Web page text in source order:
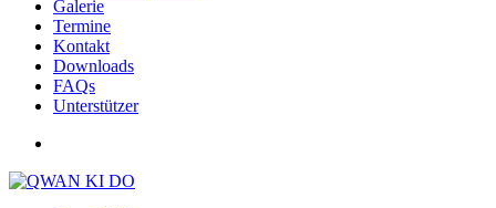
Galerie
Termine
Kontakt
Downloads
FAQs
Unterstützer